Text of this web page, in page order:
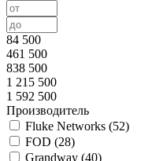
84 500
461 500
838 500
1 215 500
1 592 500
Производитель
Fluke Networks (52)
FOD (28)
Grandway (40)